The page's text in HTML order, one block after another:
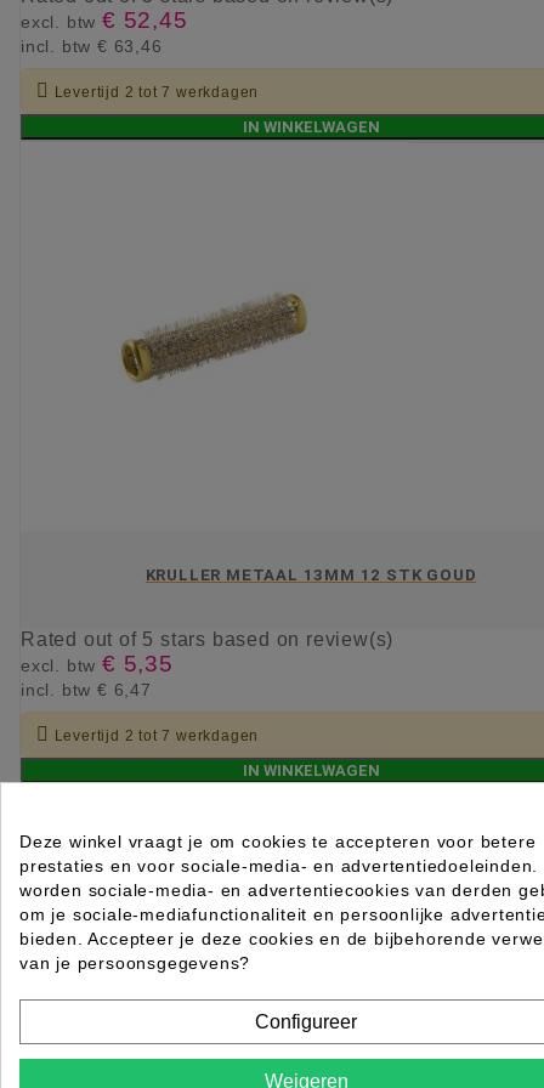
excl. btw € 52,45
incl. btw € 63,46
 Levertijd 2 tot 7 werkdagen
IN WINKELWAGEN
KRULLER METAAL 13MM 12 STK GOUD
Rated out of 5 stars based on review(s)
excl. btw € 5,35
incl. btw € 6,47
 Levertijd 2 tot 7 werkdagen
IN WINKELWAGEN
Deze winkel vraagt je om cookies te accepteren voor betere
prestaties en voor sociale-media- en advertentiedoeleinden.
worden sociale-media- en advertentiecookies van derden
om je sociale-mediafunctionaliteit en persoonlijke
bieden. Accepteer je deze cookies en de bijbehorende
van je persoonsgegevens?
Configureer
Weigeren